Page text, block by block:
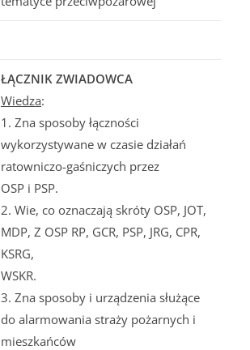
ŁĄCZNIK ZWIADOWCA
Wiedza:
1. Zna sposoby łączności
wykorzystywane w czasie działań
ratowniczo-gaśniczych przez
OSP i PSP.
2. Wie, co oznaczają skróty OSP, JOT,
MDP, Z OSP RP, GCR, PSP, JRG, CPR,
KSRG,
WSKR.
3. Zna sposoby i urządzenia służące
do alarmowania straży pożarnych i
mieszkańców